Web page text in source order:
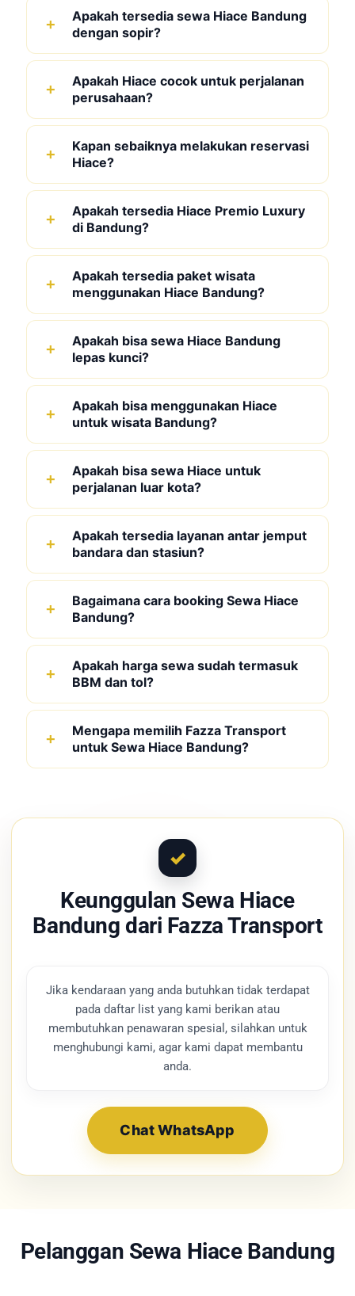
Apakah tersedia sewa Hiace Bandung
dengan sopir?
Apakah Hiace cocok untuk perjalanan
perusahaan?
Kapan sebaiknya melakukan reservasi
Hiace?
Apakah tersedia Hiace Premio Luxury
di Bandung?
Apakah tersedia paket wisata
menggunakan Hiace Bandung?
Apakah bisa sewa Hiace Bandung
lepas kunci?
Apakah bisa menggunakan Hiace
untuk wisata Bandung?
Apakah bisa sewa Hiace untuk
perjalanan luar kota?
Apakah tersedia layanan antar jemput
bandara dan stasiun?
Bagaimana cara booking Sewa Hiace
Bandung?
Apakah harga sewa sudah termasuk
BBM dan tol?
Mengapa memilih Fazza Transport
untuk Sewa Hiace Bandung?
Keunggulan Sewa Hiace
Bandung dari Fazza Transport
Jika kendaraan yang anda butuhkan tidak terdapat
pada daftar list yang kami berikan atau
membutuhkan penawaran spesial, silahkan untuk
menghubungi kami, agar kami dapat membantu
anda.
Chat WhatsApp
Pelanggan Sewa Hiace Bandung